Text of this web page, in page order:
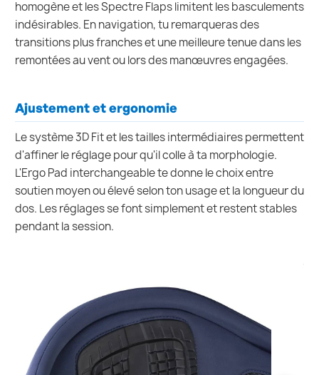
homogène et les Spectre Flaps limitent les basculements
indésirables. En navigation, tu remarqueras des
transitions plus franches et une meilleure tenue dans les
remontées au vent ou lors des manœuvres engagées.
Ajustement et ergonomie
Le système 3D Fit et les tailles intermédiaires permettent
d'affiner le réglage pour qu'il colle à ta morphologie.
L'Ergo Pad interchangeable te donne le choix entre
soutien moyen ou élevé selon ton usage et la longueur du
dos. Les réglages se font simplement et restent stables
pendant la session.